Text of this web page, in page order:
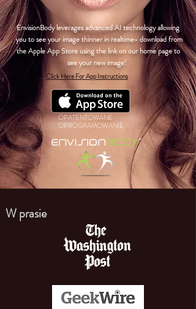
EnvisionBody leverages advanced AI technology allowing
you to see your image thinner in realtime- download from
the Apple App Store using the link on our home page to
see your new image!
Click Here For App Instructions
OPATENTOWANE
OPROGRAMOWANIE
W prasie